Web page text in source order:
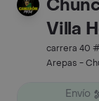
Villa
carrera 40
Arepas -
Envío